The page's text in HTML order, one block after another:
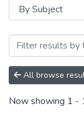
Browsing
All browse
Now showing 1 -